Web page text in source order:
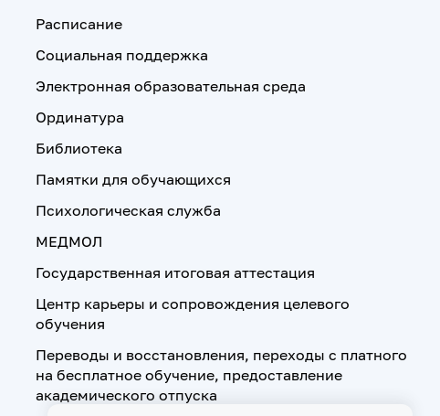
Расписание
Социальная поддержка
Электронная образовательная среда
Ординатура
Библиотека
Памятки для обучающихся
Психологическая служба
МЕДМОЛ
Государственная итоговая аттестация
Центр карьеры и сопровождения целевого
обучения
Переводы и восстановления, переходы с платного
на бесплатное обучение, предоставление
академического отпуска